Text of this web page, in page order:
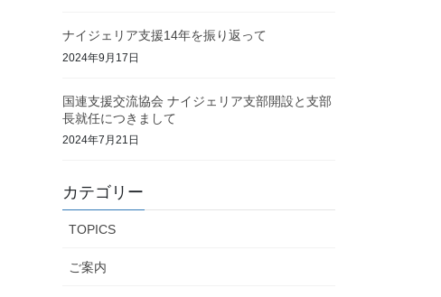
ナイジェリア支援14年を振り返って
2024年9月17日
国連支援交流協会 ナイジェリア支部開設と支部
長就任につきまして
2024年7月21日
カテゴリー
TOPICS
ご案内